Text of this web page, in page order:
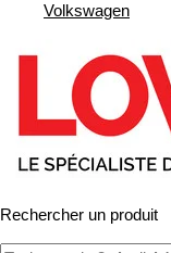
Volkswagen
Rechercher un produit